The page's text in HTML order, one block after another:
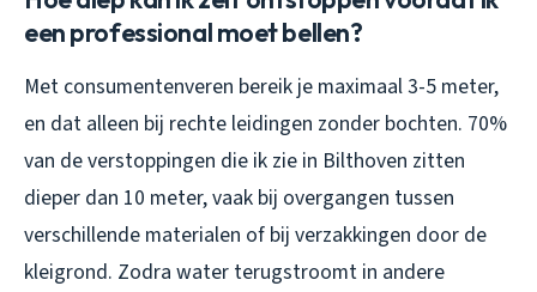
een professional moet bellen?
Met consumentenveren bereik je maximaal 3-5 meter,
en dat alleen bij rechte leidingen zonder bochten. 70%
van de verstoppingen die ik zie in Bilthoven zitten
dieper dan 10 meter, vaak bij overgangen tussen
verschillende materialen of bij verzakkingen door de
kleigrond. Zodra water terugstroomt in andere